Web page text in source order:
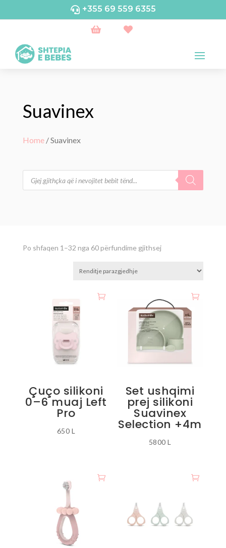
 +355 69 559 6355
 
Suavinex
Home/ Suavinex
Products
search
Po shfaqen 1–32 nga 60 përfundime gjithsej
Çuço silikoni
0–6 muaj Left
Pro
650 L
Set ushqimi
prej silikoni
Suavinex
Selection +4m
5800L